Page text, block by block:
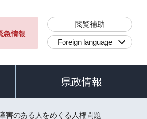
急情報
閲覧補助
Foreign language
県政情報
害のある人をめぐる人権問題